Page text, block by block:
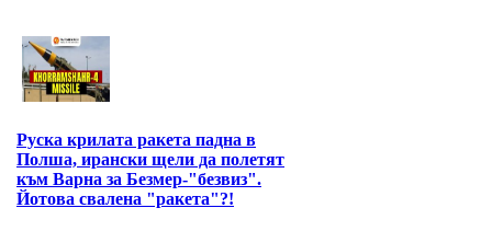
Руска крилата ракета падна в
Полша, ирански щели да полетят
към Варна за Безмер-"безвиз".
Йотова свалена "ракета"?!